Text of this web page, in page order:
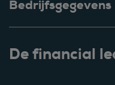
Bedrijfsgegevens
De financial